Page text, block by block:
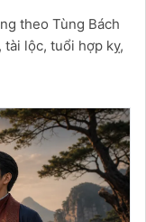
theo Tùng Bách
lộc, tuổi hợp kỵ,